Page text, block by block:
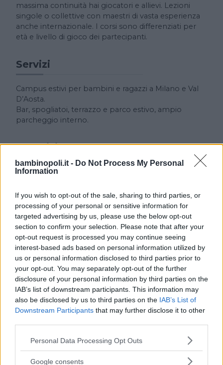
bambinopoli.it - Do Not Process My Personal
Information
If you wish to opt-out of the sale, sharing to third parties, or
processing of your personal or sensitive information for
targeted advertising by us, please use the below opt-out
section to confirm your selection. Please note that after your
opt-out request is processed you may continue seeing
interest-based ads based on personal information utilized by
us or personal information disclosed to third parties prior to
your opt-out. You may separately opt-out of the further
disclosure of your personal information by third parties on the
IAB’s list of downstream participants. This information may
also be disclosed by us to third parties on the IAB’s List of
Downstream Participants that may further disclose it to other
Please note that this website/app uses one or more Google
not limited to your visit or usage behaviour. You may click to
Personal Data Processing Opt Outs
Google consents
massima continuità hai giocatori e allievi. Lezioni
singole o collettive con maestri di vasta esperienza
anche internazionale. I corsi sono differenziati per
età e livello di gioco dei partecipanti.
Servizi
Campus estivi per bambini e ragazzi a Milano e Val
D’Aosta.
Bar, spogliatoi, terrazzo e parco estivo, ampio
parcheggio interno.
Descrizione feste
Organizzano feste di compleanno.
Cerca altre strutture
Alberghi